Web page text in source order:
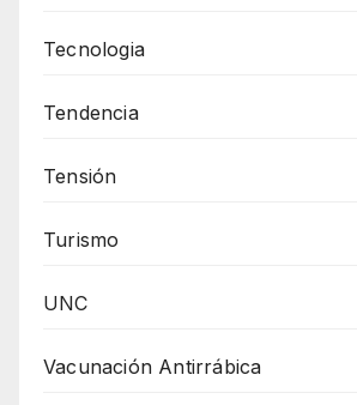
Tecnologia
Tendencia
Tensión
Turismo
UNC
Vacunación Antirrábica